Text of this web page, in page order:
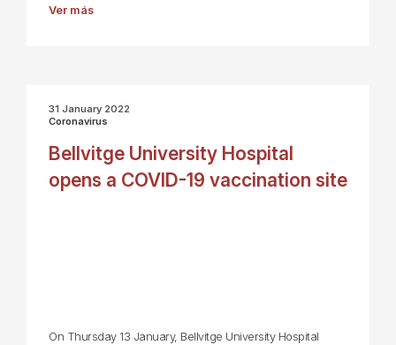
Ver más
31 January 2022
Coronavirus
Bellvitge University Hospital
opens a COVID-19 vaccination site
On Thursday 13 January, Bellvitge University Hospital